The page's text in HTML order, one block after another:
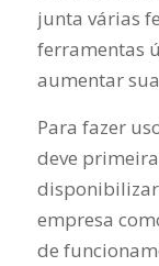
junta várias
ferramentas
aumentar
Para fazer
deve
empresa
de